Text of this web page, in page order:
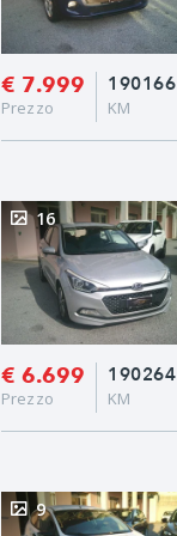
€ 7.999
Prezzo
190166
KM
16
€ 6.699
Prezzo
190264
KM
9